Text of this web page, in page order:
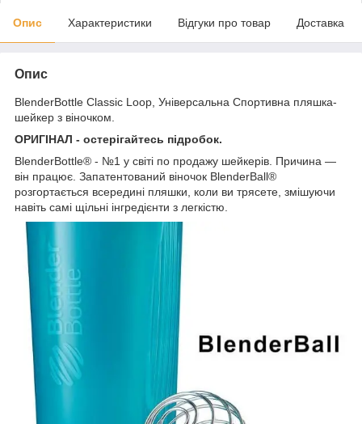
Опис Характеристики Відгуки про товар Доставка
Опис
BlenderBottle Classic Loop, Універсальна Спортивна пляшка-
шейкер з віночком.
ОРИГІНАЛ - остерігайтесь підробок.
BlenderBottle® - №1 у світі по продажу шейкерів. Причина —
він працює. Запатентований віночок BlenderBall®
розгортається всередині пляшки, коли ви трясете, змішуючи
навіть самі щільні інгредієнти з легкістю.